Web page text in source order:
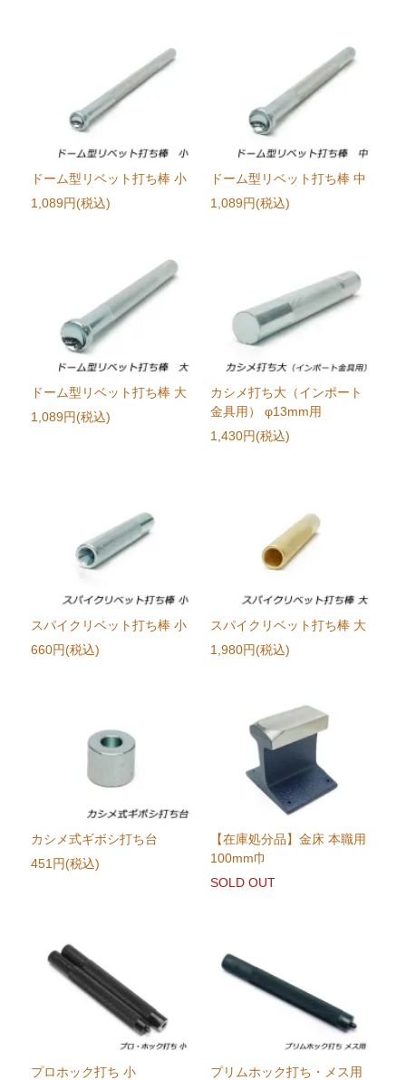
ドーム型リベット打ち棒 小
1,089円(税込)
ドーム型リベット打ち棒 中
1,089円(税込)
ドーム型リベット打ち棒 大
1,089円(税込)
カシメ打ち大（インポート
金具用） φ13mm用
1,430円(税込)
スパイクリベット打ち棒 小
660円(税込)
スパイクリベット打ち棒 大
1,980円(税込)
カシメ式ギボシ打ち台
451円(税込)
【在庫処分品】金床 本職用
100mm巾
SOLD OUT
プロホック打ち 小
プリムホック打ち・メス用